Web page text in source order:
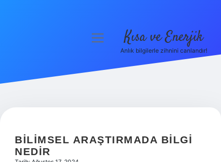
Hakkımızda
menüyü
Kısa ve Enerjik
Anlık bilgilerle zihnini canlandır!
BILIMSEL ARAŞTIRMADA BILGI
NEDIR